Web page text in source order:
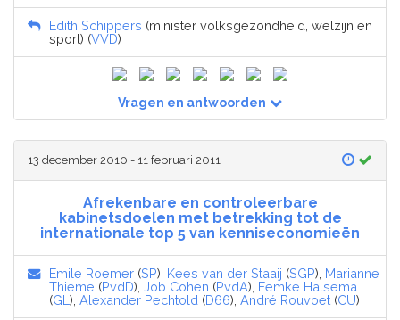
Edith Schippers (minister volksgezondheid, welzijn en
sport) (VVD)
Vragen en antwoorden
13 december 2010 - 11 februari 2011
Afrekenbare en controleerbare
kabinetsdoelen met betrekking tot de
internationale top 5 van kenniseconomieën
Emile Roemer (SP), Kees van der Staaij (SGP), Marianne
Thieme (PvdD), Job Cohen (PvdA), Femke Halsema
(GL ), Alexander Pechtold (D66), André Rouvoet (CU)